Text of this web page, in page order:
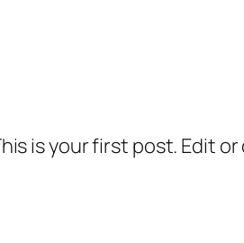
is your first post. Edit